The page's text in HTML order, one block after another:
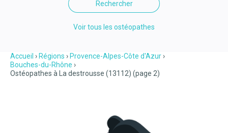
Rechercher
Voir tous les ostéopathes
Accueil Régions
Provence-Alpes-Côte d'Azur
Bouches-du-Rhône
Ostéopathes à La destrousse (13112) (page 2)